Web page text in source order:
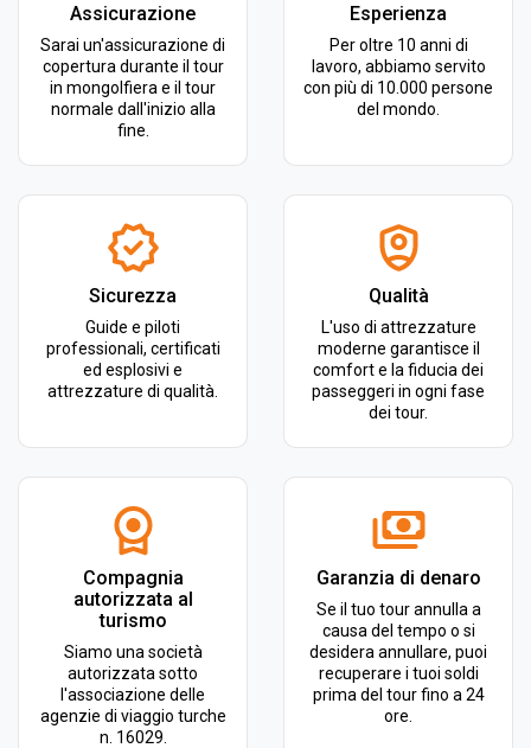
Assicurazione
Sarai un'assicurazione di
copertura durante il tour
in mongolfiera e il tour
normale dall'inizio alla
fine.
Esperienza
Per oltre 10 anni di
lavoro, abbiamo servito
con più di 10.000 persone
del mondo.
Sicurezza
Guide e piloti
professionali, certificati
ed esplosivi e
attrezzature di qualità.
Qualità
L'uso di attrezzature
moderne garantisce il
comfort e la fiducia dei
passeggeri in ogni fase
dei tour.
Compagnia
autorizzata al
turismo
Siamo una società
autorizzata sotto
l'associazione delle
agenzie di viaggio turche
n. 16029.
Garanzia di denaro
Se il tuo tour annulla a
causa del tempo o si
desidera annullare, puoi
recuperare i tuoi soldi
prima del tour fino a 24
ore.